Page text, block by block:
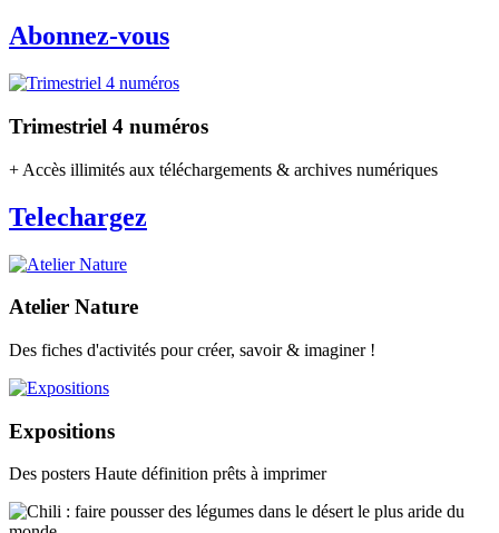
Abonnez-vous
Trimestriel 4 numéros
+ Accès illimités aux téléchargements & archives numériques
Telechargez
Atelier Nature
Des fiches d'activités pour créer, savoir & imaginer !
Expositions
Des posters Haute définition prêts à imprimer